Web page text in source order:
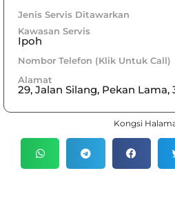
Jenis Servis Ditawarkan
Kawasan Servis
Ipoh
Nombor Telefon (Klik Untuk Call)
Alamat
29, Jalan Silang, Pekan Lama,
Kongsi